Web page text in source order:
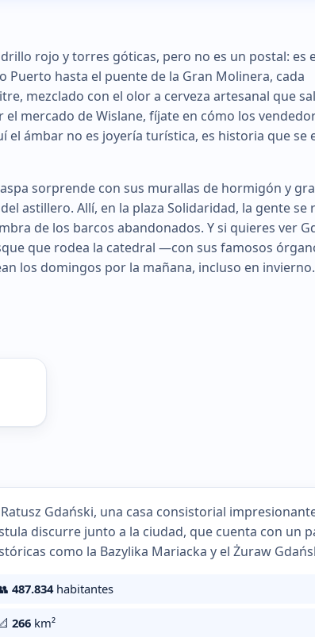
rojo y torres góticas, pero no es un postal: es
Puerto hasta el puente de la Gran Molinera, cada
mezclado con el olor a cerveza artesanal que
el mercado de Wislane, fíjate en cómo los
el ámbar no es joyería turística, es historia que se
sorprende con sus murallas de hormigón y
astillero. Allí, en la plaza Solidaridad, la gente se
de los barcos abandonados. Y si quieres ver
que rodea la catedral —con sus famosos
los domingos por la mañana, incluso en invierno.
Ratusz Gdański, una casa consistorial
discurre junto a la ciudad, que cuenta con un
como la Bazylika Mariacka y el Żuraw
487.834habitantes
266 km²